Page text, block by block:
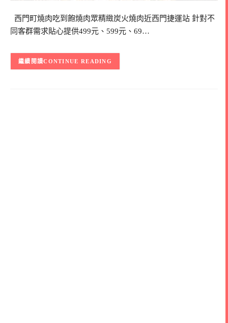
西門町燒肉吃到飽燒肉眾精緻炭火燒肉近西門捷運站 針對不
同客群需求貼心提供499元、599元、69…
CONTINUE READING